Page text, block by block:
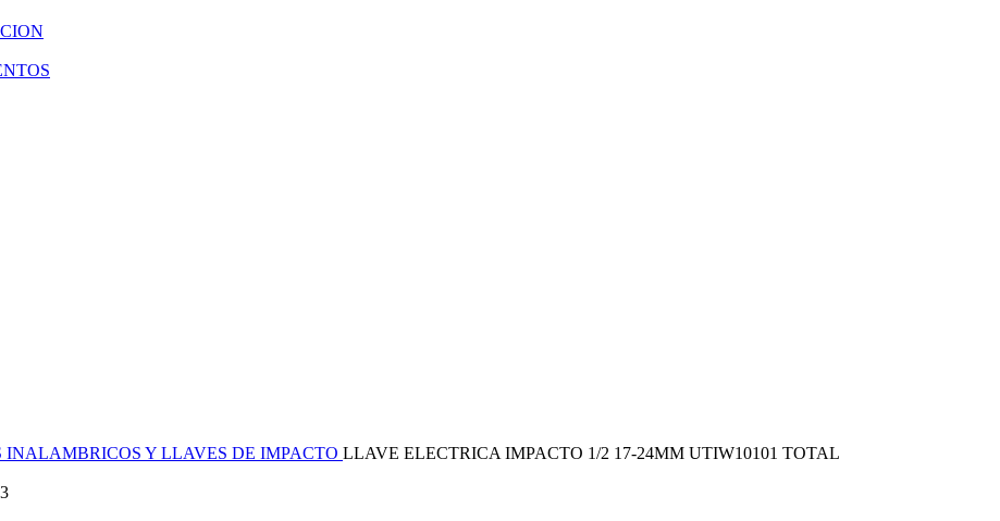
INALAMBRICOS Y LLAVES DE IMPACTO LLAVE ELECTRICA IMPACTO 1/2 17-24MM UTIW10101 TOTAL